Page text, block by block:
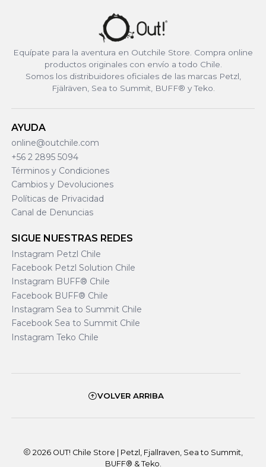
Equípate para la aventura en Outchile Store. Compra online
productos originales con envío a todo Chile.
Somos los distribuidores oficiales de las marcas Petzl,
Fjälräven, Sea to Summit, BUFF® y Teko.
AYUDA
online@outchile.com
+56 2 2895 5094
Términos y Condiciones
Cambios y Devoluciones
Políticas de Privacidad
Canal de Denuncias
SIGUE NUESTRAS REDES
Instagram Petzl Chile
Facebook Petzl Solution Chile
Instagram BUFF® Chile
Facebook BUFF® Chile
Instagram Sea to Summit Chile
Facebook Sea to Summit Chile
Instagram Teko Chile
2026 OUT! Chile Store | Petzl, Fjallraven, Sea to Summit,
BUFF® & Teko.
VOLVER ARRIBA